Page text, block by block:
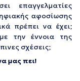
επαγγελματίες
αφοσίωσης
πρέπει να έχει;
την έννοια της
σχέσεις;
μας πει!